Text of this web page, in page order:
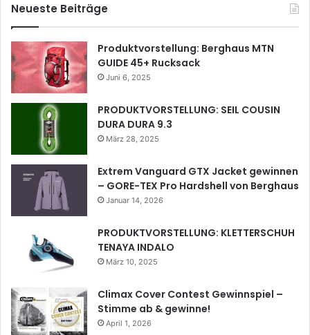
Neueste Beiträge
Produktvorstellung: Berghaus MTN
GUIDE 45+ Rucksack
Juni 6, 2025
PRODUKTVORSTELLUNG: SEIL COUSIN
DURA DURA 9.3
März 28, 2025
Extrem Vanguard GTX Jacket gewinnen
– GORE-TEX Pro Hardshell von Berghaus
Januar 14, 2026
PRODUKTVORSTELLUNG: KLETTERSCHUH
TENAYA INDALO
März 10, 2025
Climax Cover Contest Gewinnspiel –
Stimme ab & gewinne!
April 1, 2026